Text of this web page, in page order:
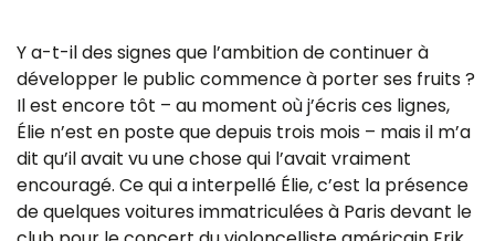
Y a-t-il des signes que l’ambition de continuer à
développer le public commence à porter ses fruits ?
Il est encore tôt – au moment où j’écris ces lignes,
Élie n’est en poste que depuis trois mois – mais il m’a
dit qu’il avait vu une chose qui l’avait vraiment
encouragé. Ce qui a interpellé Élie, c’est la présence
de quelques voitures immatriculées à Paris devant le